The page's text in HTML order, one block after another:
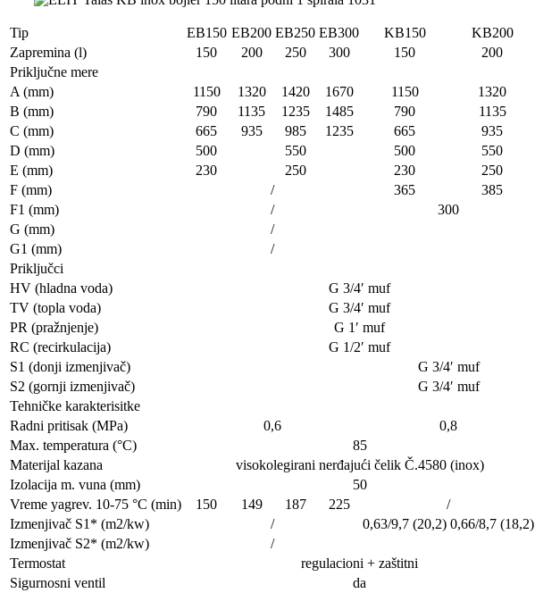
Tip EB150 EB200 EB250 EB300 KB150
KB200
Zapremina (l)
150 200 250 300 150
200
Priključne mere
A (mm)
1150 1320 1420 1670 1150
1320
B (mm)
790 1135 1235 1485 790
1135
C (mm)
665 935 985 1235 665
935
D (mm)
500 550 500
550
E (mm)
230 250 230
250
F (mm)
/ 365
385
F1 (mm)
/
300
G (mm)
/
G1 (mm)
/
Priključci
HV (hladna voda)
G 3/4′ muf
TV (topla voda)
G 3/4′ muf
PR (pražnjenje)
G 1′ muf
RC (recirkulacija)
G 1/2′ muf
S1 (donji izmenjivač)
G 3/4′ muf
S2 (gornji izmenjivač)
G 3/4′ muf
Tehničke karakterisitke
Radni pritisak (MPa)
0,6
0,8
Max. temperatura (°C)
85
Materijal kazana
visokolegirani nerđajući čelik Č.4580 (inox)
Izolacija m. vuna (mm)
50
Vreme yagrev. 10-75 °C (min)
150 149 187 225
/
Izmenjivač S1* (m2/kw)
/ 0,63/9,7 (20,2) 0,66/8,7 (18,2)
Izmenjivač S2* (m2/kw)
/
Termostat
regulacioni + zaštitni
Sigurnosni ventil
da